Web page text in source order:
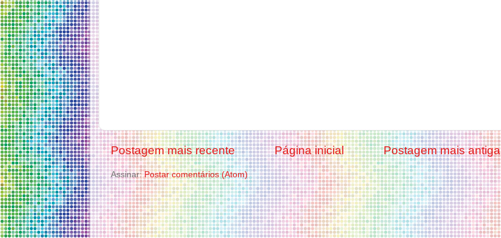
Postagem mais recente Postagem mais antiga
Página inicial
Assinar:Postar comentários (Atom)